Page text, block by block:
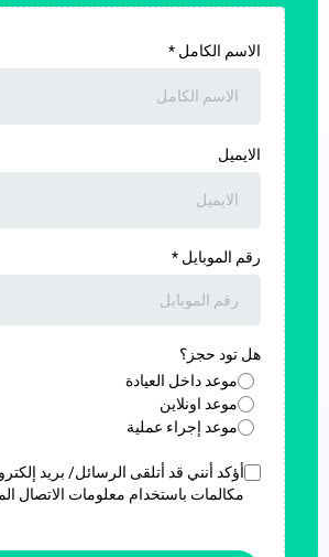
الاسم الكامل *
الايميل
رقم الموبايل *
هل تود حجز؟
موعد داخل العيادة
موعد اونلاين
موعد إجراء عملية
أؤكد أنني قد أتلقى الرسائل/ بريد
مكالمات باستخدام معلومات الاتصال